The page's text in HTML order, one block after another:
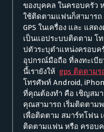
ของบุคคล ในครอบครัว
ใช้ติดตามแฟนก็สามารถ
GPS ในเครื่อง และ แส
เป็นแอประบบติดตาม โ
ปตัวระบุตำแหน่งครอบค
อุปกรณ์มือถือ ที่ลงทะเบี
นี้เรายังให้ gps ติดตามร
โทรศัพท์ Android,
ที่คุณต้องทำ คือ เชิญสม
คุณสามารถ เริ่มติดตาม
เพื่อติดตาม สมาร์ทโฟน เ
ติดตามแฟน หรือ ครอบ